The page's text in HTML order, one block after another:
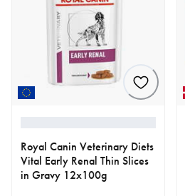
Royal Canin Veterinary Diets
Vital Early Renal Thin Slices
in Gravy 12x100g